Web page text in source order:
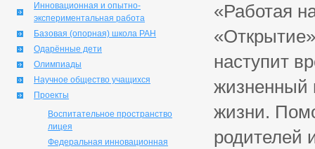
Инновационная и опытно-
экспериментальная работа
Базовая (опорная) школа РАН
Одарённые дети
Олимпиады
Научное общество учащихся
Проекты
Воспитательное пространство
лицея
Федеральная инновационная
«Работая
наступит
жизненный
жизни.
родителей